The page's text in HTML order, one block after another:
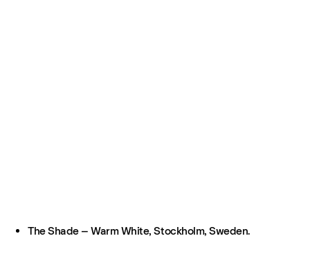
The Shade – Warm White, Stockholm, Sweden.